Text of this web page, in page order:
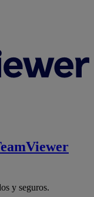
y seguros.